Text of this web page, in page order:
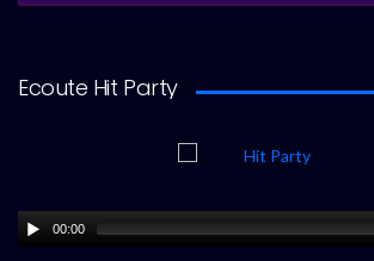
Ecoute Hit Party
00:00